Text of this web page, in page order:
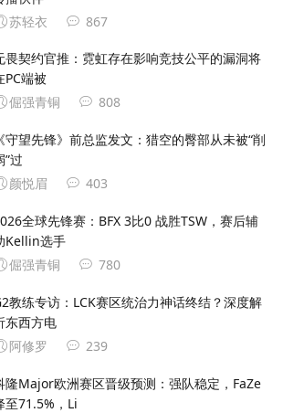
苏轻衣
867
畏契约官推：霓虹存在影响竞技公平的漏洞将
PC端被
倔强青铜
808
《守望先锋》前总监发文：猎空的臀部从未被“削
”过
颜悦眉
403
全球先锋赛：BFX 3比0 战胜TSW，赛后辅
Kellin选手
倔强青铜
780
教练专访：LCK赛区统治力神话终结？深度解
东西方电
阿修罗
239
隆Major欧洲赛区晋级预测：强队稳定，FaZe
至71.5%，Li